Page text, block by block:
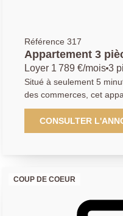
Référence 317
Appartement 3
Loyer 1 789 €/mois 3
Situé à seulement 5
des commerces, cet
et un angecement
grande entrée, d'un
d'une cuisine
sont proposées en
Loyer : 1789,04EUR CC,
CONSULTER
COUP DE COEUR